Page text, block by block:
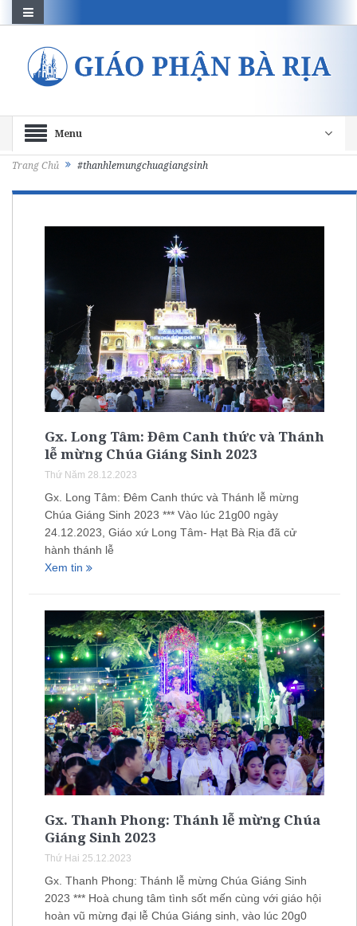
Menu
Trang Chủ #thanhlemungchuagiangsinh
Gx. Long Tâm: Đêm Canh thức và Thánh
lễ mừng Chúa Giáng Sinh 2023
Thứ Năm 28.12.2023
Gx. Long Tâm: Đêm Canh thức và Thánh lễ mừng
Chúa Giáng Sinh 2023 *** Vào lúc 21g00 ngày
24.12.2023, Giáo xứ Long Tâm- Hạt Bà Rịa đã cử
hành thánh lễ
Xem tin
Gx. Thanh Phong: Thánh lễ mừng Chúa
Giáng Sinh 2023
Thứ Hai 25.12.2023
Gx. Thanh Phong: Thánh lễ mừng Chúa Giáng Sinh
2023 *** Hoà chung tâm tình sốt mến cùng với giáo hội
hoàn vũ mừng đại lễ Chúa Giáng sinh, vào lúc 20g0